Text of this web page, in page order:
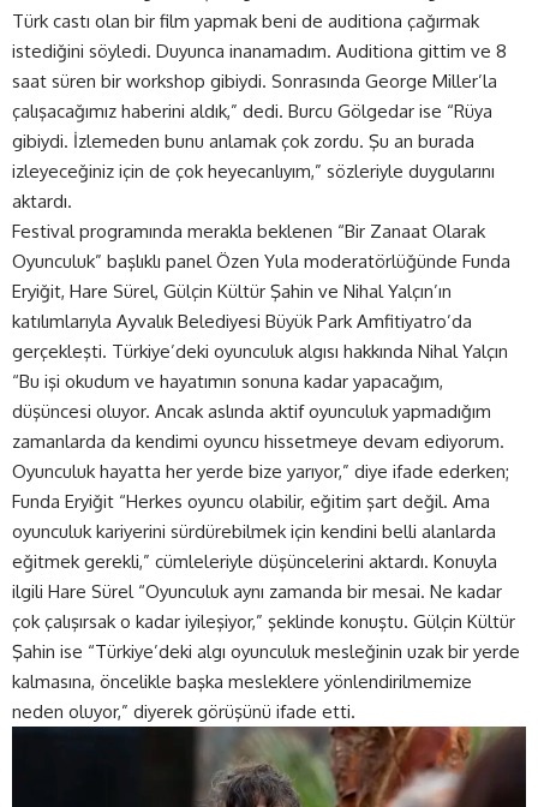
Türk castı olan bir film yapmak beni de auditiona çağırmak
istediğini söyledi. Duyunca inanamadım. Auditiona gittim ve 8
saat süren bir workshop gibiydi. Sonrasında George Miller’la
çalışacağımız haberini aldık,” dedi. Burcu Gölgedar ise “Rüya
gibiydi. İzlemeden bunu anlamak çok zordu. Şu an burada
izleyeceğiniz için de çok heyecanlıyım,” sözleriyle duygularını
aktardı.
Festival programında merakla beklenen “Bir Zanaat Olarak
Oyunculuk” başlıklı panel Özen Yula moderatörlüğünde Funda
Eryiğit, Hare Sürel, Gülçin Kültür Şahin ve Nihal Yalçın’ın
katılımlarıyla Ayvalık Belediyesi Büyük Park Amfitiyatro’da
gerçekleşti. Türkiye’deki oyunculuk algısı hakkında Nihal Yalçın
“Bu işi okudum ve hayatımın sonuna kadar yapacağım,
düşüncesi oluyor. Ancak aslında aktif oyunculuk yapmadığım
zamanlarda da kendimi oyuncu hissetmeye devam ediyorum.
Oyunculuk hayatta her yerde bize yarıyor,” diye ifade ederken;
Funda Eryiğit “Herkes oyuncu olabilir, eğitim şart değil. Ama
oyunculuk kariyerini sürdürebilmek için kendini belli alanlarda
eğitmek gerekli,” cümleleriyle düşüncelerini aktardı. Konuyla
ilgili Hare Sürel “Oyunculuk aynı zamanda bir mesai. Ne kadar
çok çalışırsak o kadar iyileşiyor,” şeklinde konuştu. Gülçin Kültür
Şahin ise “Türkiye’deki algı oyunculuk mesleğinin uzak bir yerde
kalmasına, öncelikle başka mesleklere yönlendirilmemize
neden oluyor,” diyerek görüşünü ifade etti.